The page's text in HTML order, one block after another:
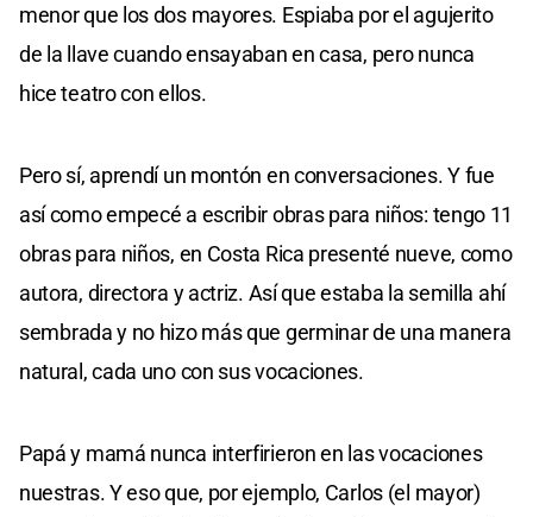
menor que los dos mayores. Espiaba por el agujerito
de la llave cuando ensayaban en casa, pero nunca
hice teatro con ellos.
Pero sí, aprendí un montón en conversaciones. Y fue
así como empecé a escribir obras para niños: tengo 11
obras para niños, en Costa Rica presenté nueve, como
autora, directora y actriz. Así que estaba la semilla ahí
sembrada y no hizo más que germinar de una manera
natural, cada uno con sus vocaciones.
Papá y mamá nunca interfirieron en las vocaciones
nuestras. Y eso que, por ejemplo, Carlos (el mayor)